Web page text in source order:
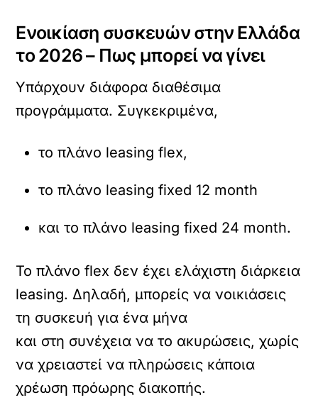
Ενοικίαση συσκευών στην Ελλάδα
το 2026 – Πως μπορεί να γίνει
Υπάρχουν διάφορα διαθέσιμα
προγράμματα. Συγκεκριμένα,
το πλάνο leasing flex,
το πλάνο leasing fixed 12 month
και το πλάνο leasing fixed 24 month.
Το πλάνο flex δεν έχει ελάχιστη διάρκεια
leasing. Δηλαδή, μπορείς να νοικιάσεις
τη συσκευή για ένα μήνα
και στη συνέχεια να το ακυρώσεις, χωρίς
να χρειαστεί να πληρώσεις κάποια
χρέωση πρόωρης διακοπής.